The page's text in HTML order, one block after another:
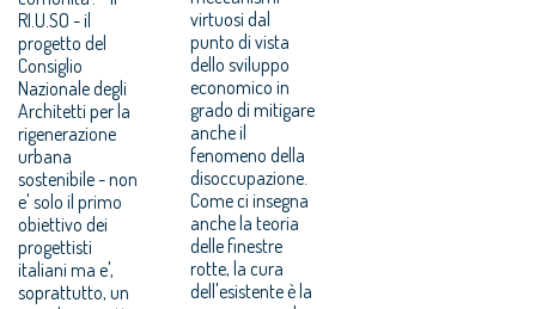
RI.U.SO - il
progetto del
Consiglio
Nazionale degli
Architetti per la
rigenerazione
urbana
sostenibile - non
e' solo il primo
obiettivo dei
progettisti
italiani ma e',
soprattutto, un
virtuosi dal
punto di vista
dello sviluppo
economico in
grado di mitigare
anche il
fenomeno della
disoccupazione.
Come ci insegna
anche la teoria
delle finestre
rotte, la cura
dell'esistente è la